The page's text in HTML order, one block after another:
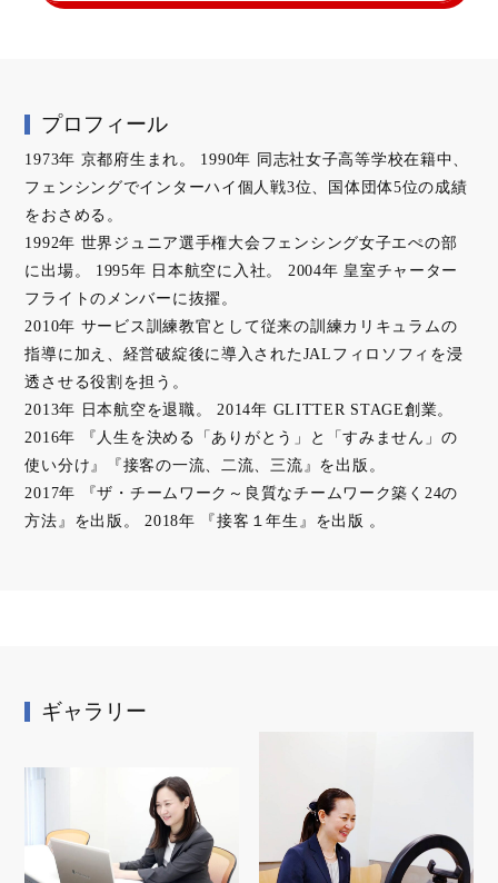
プロフィール
1973年 京都府生まれ。 1990年 同志社女子高等学校在籍中、
フェンシングでインターハイ個人戦3位、国体団体5位の成績
をおさめる。
1992年 世界ジュニア選手権大会フェンシング女子エぺの部
に出場。 1995年 日本航空に入社。 2004年 皇室チャーター
フライトのメンバーに抜擢。
2010年 サービス訓練教官として従来の訓練カリキュラムの
指導に加え、経営破綻後に導入されたJALフィロソフィを浸
透させる役割を担う。
2013年 日本航空を退職。 2014年 GLITTER STAGE創業。
2016年 『人生を決める「ありがとう」と「すみません」の
使い分け』『接客の一流、二流、三流』を出版。
2017年 『ザ・チームワーク～良質なチームワーク築く24の
方法』を出版。 2018年 『接客１年生』を出版 。
ギャラリー